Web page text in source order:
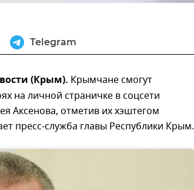
Telegram
(Крым). Крымчане смогут
на личной страничке в соцсети
Аксенова, отметив их хэштегом
пресс-служба главы Республики Крым.